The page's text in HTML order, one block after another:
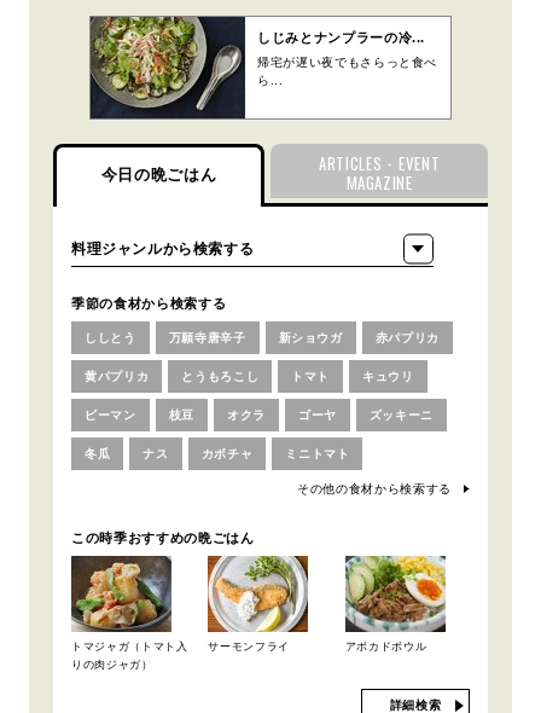
しじみとナンプラーの冷...
帰宅が遅い夜でもさらっと食べ
ら...
今日の晩ごはん
ARTICLES・EVENT
MAGAZINE
季節の食材から検索する
ししとう 万願寺唐辛子 新ショウガ 赤パプリカ
黄パプリカ とうもろこし トマト キュウリ
ピーマン 枝豆 オクラ ゴーヤ ズッキーニ
冬瓜 ナス カボチャ ミニトマト
その他の食材から検索する
この時季おすすめの晩ごはん
トマジャガ（トマト入
りの肉ジャガ）
サーモンフライ アボカドボウル
詳細検索